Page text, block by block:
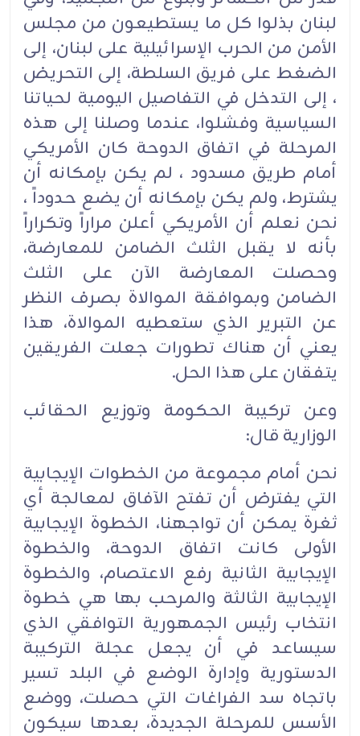
لبنان بذلوا كل ما يستطيعون من مجلس
الأمن من الحرب الإسرائيلية على لبنان، إلى
الضغط على فريق السلطة، إلى التحريض
، إلى التدخل في التفاصيل اليومية لحياتنا
السياسية وفشلوا، عندما وصلنا إلى هذه
المرحلة في اتفاق الدوحة كان الأمريكي
أمام طريق مسدود ، لم يكن بإمكانه أن
يشترط، ولم يكن بإمكانه أن يضع حدوداً ،
نحن نعلم أن الأمريكي أعلن مراراً وتكراراً
بأنه لا يقبل الثلث الضامن للمعارضة،
وحصلت المعارضة الآن على الثلث
الضامن وبموافقة الموالاة بصرف النظر
عن التبرير الذي ستعطيه الموالاة، هذا
يعني أن هناك تطورات جعلت الفريقين
يتفقان على هذا الحل.
وعن تركيبة الحكومة وتوزيع الحقائب
الوزارية قال:
نحن أمام مجموعة من الخطوات الإيجابية
التي يفترض أن تفتح الآفاق لمعالجة أي
ثغرة يمكن أن تواجهنا، الخطوة الإيجابية
الأولى كانت اتفاق الدوحة، والخطوة
الإيجابية الثانية رفع الاعتصام، والخطوة
الإيجابية الثالثة والمرحب بها هي خطوة
انتخاب رئيس الجمهورية التوافقي الذي
سيساعد في أن يجعل عجلة التركيبة
الدستورية وإدارة الوضع في البلد تسير
باتجاه سد الفراغات التي حصلت، ووضع
الأسس للمرحلة الجديدة، بعدها سيكون